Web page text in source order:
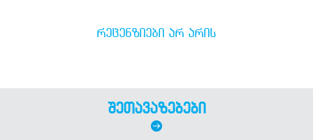
ᲠᲔᲪᲔᲜᲖᲘᲔᲑᲘ ᲐᲠ ᲐᲠᲘᲡ
შეთავაზებები